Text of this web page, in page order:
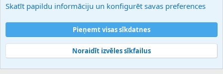
Palīdzība
Noteikumi un nosacījumi
Privātuma politika
Community platform by XenForo® © 2010-2025 XenForo Ltd.
Skatīt papildu informāciju un konfigurēt savas preferences
Pieņemt visas sīkdatnes
Noraidīt izvēles sīkfailus